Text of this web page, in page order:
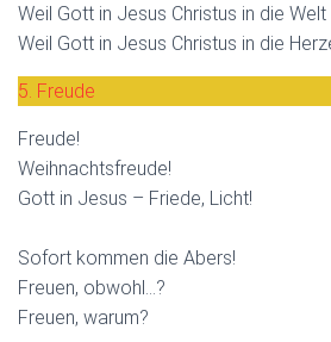
Weil Gott in Jesus Christus in die
Weil Gott in Jesus Christus in die
5. Freude
Freude!
Weihnachtsfreude!
Gott in Jesus – Friede, Licht!
Sofort kommen die Abers!
Freuen, obwohl…?
Freuen, warum?